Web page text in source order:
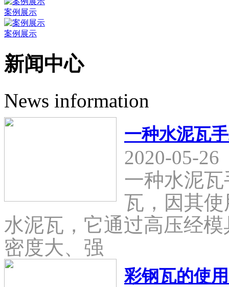
案例展示
案例展示
新闻中心
News information
一种水泥瓦
2020-05-26
一种水泥
瓦，因其
水泥瓦，它通过高压经
密度大、强
彩钢瓦的使